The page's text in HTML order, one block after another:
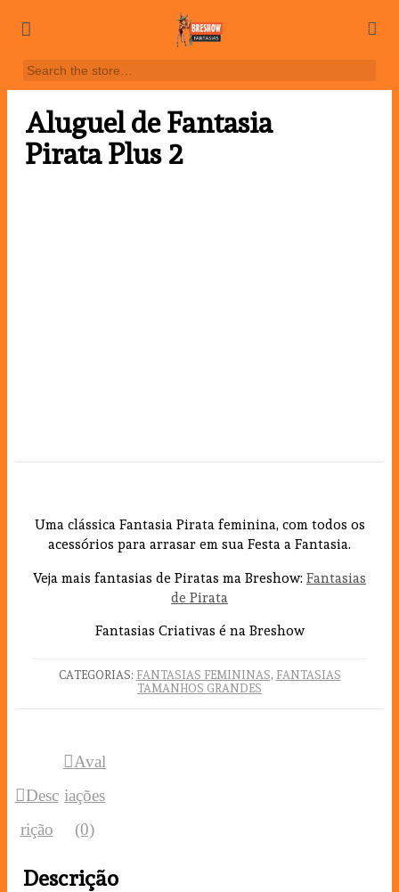
Aluguel de Fantasia
Pirata Plus 2
Uma clássica Fantasia Pirata feminina, com todos os
acessórios para arrasar em sua Festa a Fantasia.
Veja mais fantasias de Piratas ma Breshow: Fantasias
de Pirata
Fantasias Criativas é na Breshow
CATEGORIAS: FANTASIAS FEMININAS, FANTASIAS
TAMANHOS GRANDES
Desc
rição
Aval
iações
(0)
Descrição